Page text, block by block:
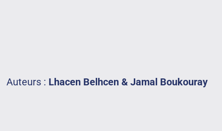
Auteurs : Lhacen Belhcen & Jamal Boukouray